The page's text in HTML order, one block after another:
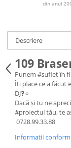
Fotolii din plastic
Baze de masa
Picioare de masa
Picioare de masa
Picioare de masa
Picioare de masa
Scaune inalte de
Scaune de bar
Scaune de bar
Umbrele cu picior
Mobilier luminos
Demifotolii si
Fotolii cafenea
Fotolii lounge
Fotolii restaurant
Tabureti & Bean
Bean bags
Iluminat Urban
Stalpi iluminat
parcuri si gradini
din anul
Descriere
109
Punem #suflet în
Îți place ce a făcut
DJ❓⭐
Dacă și tu ne
#proiectul tău, te
0728.99.33.88
Informatii